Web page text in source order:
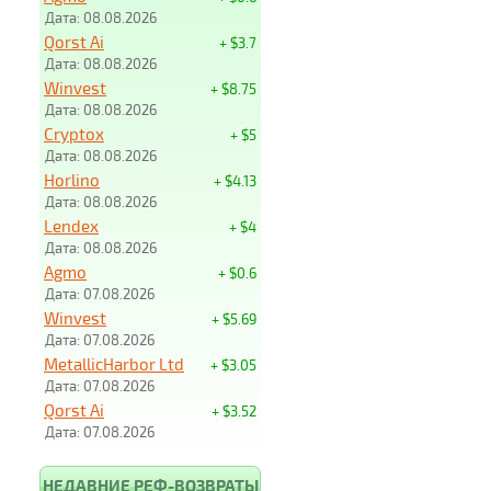
Дата: 08.08.2026
+ $3.7
Qorst Ai
Дата: 08.08.2026
+ $8.75
Winvest
Дата: 08.08.2026
+ $5
Cryptox
Дата: 08.08.2026
+ $4.13
Horlino
Дата: 08.08.2026
+ $4
Lendex
Дата: 08.08.2026
+ $0.6
Agmo
Дата: 07.08.2026
+ $5.69
Winvest
Дата: 07.08.2026
+ $3.05
MetallicHarbor Ltd
Дата: 07.08.2026
+ $3.52
Qorst Ai
Дата: 07.08.2026
НЕДАВНИЕ РЕФ-ВОЗВРАТЫ